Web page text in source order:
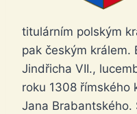
titulárním polským
pak českým králem.
Jindřicha VII.,
roku 1308 římského
Jana